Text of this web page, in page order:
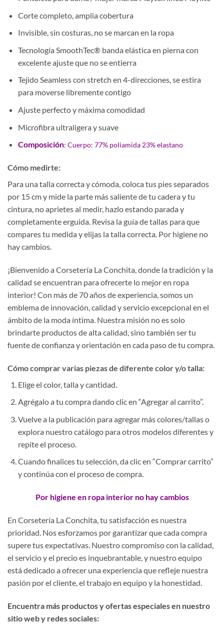
Corte completo, amplia cobertura
Invisible, sin costuras, no se marcan en la ropa
Tecnología SmoothTec® banda elástica en pierna con
excelente ajuste que no se entierra
Tejido Seamless con stretch en 4-direcciones, se estira
para moverse libremente contigo
Ajuste perfecto y máxima comodidad
Microfibra ultraligera y suave
Composición: Cuerpo: 77% poliamida 23% elastano
Cómo medirte:
Para una talla correcta y cómoda, coloca tus pies separados
por 15 cm y mide la parte más saliente de tu cadera y tu
cintura, no aprietes al medir, hazlo estando parada y
completamente erguida. Revisa la guía de tallas para que
compares tu medida y elijas la talla correcta. Por higiene no
hay cambios.
¡Bienvenido a Corsetería La Conchita, donde la tradición y la
calidad se encuentran para ofrecerte lo mejor en ropa
interior! Con más de 70 años de experiencia, somos un
emblema de innovación, calidad y servicio excepcional en el
ámbito de la moda íntima. Nuestra misión no es solo
brindarte productos de alta calidad, sino también ser tu
fuente de confianza y orientación en cada paso de tu compra.
Cómo comprar varias piezas de diferente color y/o talla:
Elige el color, talla y cantidad.
Agrégalo a tu compra dando clic en “Agregar al carrito”.
Vuelve a la publicación para agregar más colores/tallas o
explora nuestro catálogo para otros modelos diferentes y
repite el proceso.
Cuando finalices tu selección, da clic en “Comprar carrito”
y continúa con el proceso de compra.
Por higiene en ropa interior no hay cambios
En Corsetería La Conchita, tu satisfacción es nuestra
prioridad. Nos esforzamos por garantizar que cada compra
supere tus expectativas. Nuestro compromiso con la calidad,
el servicio y el precio es inquebrantable, y nuestro equipo
está dedicado a ofrecer una experiencia que refleje nuestra
pasión por el cliente, el trabajo en equipo y la honestidad.
Encuentra más productos y ofertas especiales en nuestro
sitio web y redes sociales: